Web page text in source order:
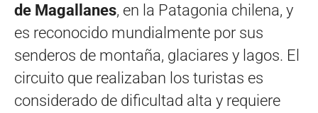
de Magallanes, en la Patagonia chilena, y
es reconocido mundialmente por sus
senderos de montaña, glaciares y lagos. El
circuito que realizaban los turistas es
considerado de dificultad alta y requiere